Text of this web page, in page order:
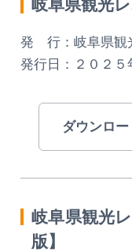
MICEにおすすめ
コンベンション支
おすすめモ
観光データライブ
岐阜県観光
発 行：岐阜県観
発行日：２０２５
ダウンロー
岐阜県観光
版】